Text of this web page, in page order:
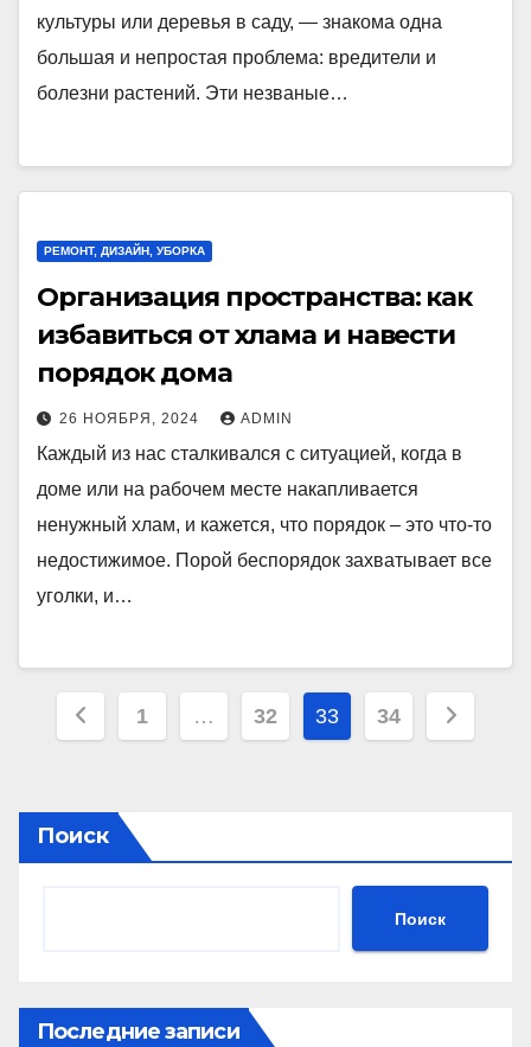
культуры или деревья в саду, — знакома одна
большая и непростая проблема: вредители и
болезни растений. Эти незваные…
РЕМОНТ, ДИЗАЙН, УБОРКА
Организация пространства: как
избавиться от хлама и навести
порядок дома
26 НОЯБРЯ, 2024 ADMIN
Каждый из нас сталкивался с ситуацией, когда в
доме или на рабочем месте накапливается
ненужный хлам, и кажется, что порядок – это что-то
недостижимое. Порой беспорядок захватывает все
уголки, и…
Пагинация
1 … 32 33 34
Поиск
Поиск
Последние записи